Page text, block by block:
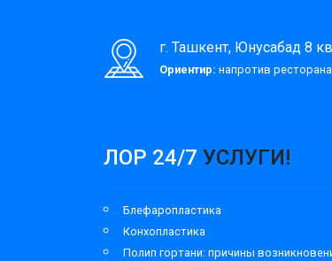
г. Ташкент, Юнусабад 8
Ориентир: напротив
ЛОР 24/7 УСЛУГИ!
Блефаропластика
Конхопластика
Полип гортани: причины